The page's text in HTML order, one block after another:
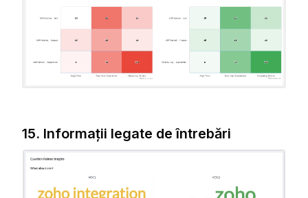
15. Informații legate de întrebări